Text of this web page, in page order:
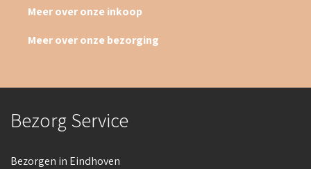
Meer over onze inkoop
Meer over onze bezorging
Bezorg Service
Bezorgen in Eindhoven